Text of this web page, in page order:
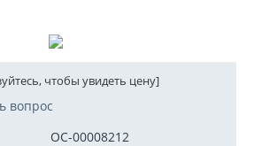
чтобы увидеть цену]
вопрос
ОС-00008212